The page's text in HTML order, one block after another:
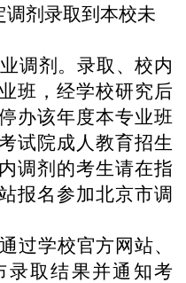
剂录取到本校未
调剂。录取、校内
班，经学校研究后
办该年度本专业班
试院成人教育招生
调剂的考生请在指
报名参加北京市调
过学校官方网站、
录取结果并通知考